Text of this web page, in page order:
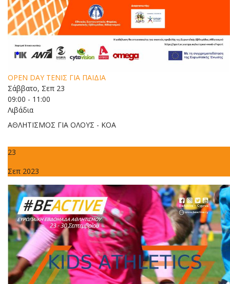
OPEN DAY ΤΕΝΙΣ ΓΙΑ ΠΑΙΔΙΑ
Σάββατο, Σεπ 23
09:00 - 11:00
Λιβάδια
ΑΘΛΗΤΙΣΜΟΣ ΓΙΑ ΟΛΟΥΣ - ΚΟΑ
23
Σεπ 2023